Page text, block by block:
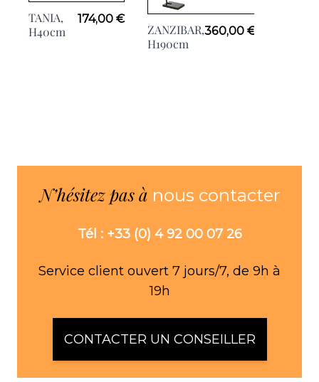
TANIA,
H40cm
174,00 €
ZANZIBAR,
H190cm
360,00 €
N’hésitez pas à nous contacter
Tél : +33 (0) 4 92 00 07 26
Service client ouvert 7 jours/7, de 9h à
19h
CONTACTER UN CONSEILLER